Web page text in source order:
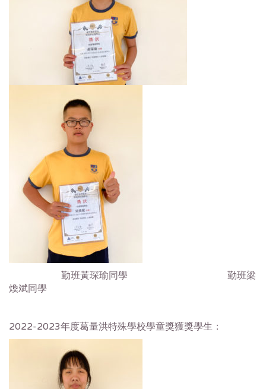
勤班黃琛瑜同學 勤班梁
煥斌同學
2022-2023年度葛量洪特殊學校學童獎獲獎學生：